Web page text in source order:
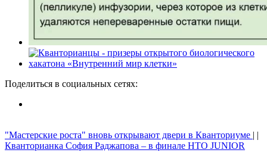
Поделиться в социальных сетях:
"Мастерские роста" вновь открывают двери в Кванториуме | |
Кванторианка София Раджапова – в финале НТО JUNIOR